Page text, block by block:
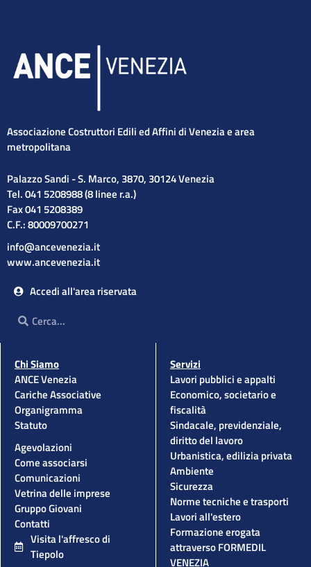
Associazione Costruttori Edili ed Affini di Venezia e area
metropolitana
Palazzo Sandi - S. Marco, 3870, 30124 Venezia
Tel. 041 5208988 (8 linee r.a.)
Fax 041 5208389
C.F.: 80009700271
info@ancevenezia.it
www.ancevenezia.it
Accedi all'area riservata
Cerca
Chi Siamo
ANCE Venezia
Cariche Associative
Organigramma
Statuto
Agevolazioni
Come associarsi
Comunicazioni
Vetrina delle imprese
Gruppo Giovani
Contatti
Visita l'affresco di
Tiepolo
Servizi
Lavori pubblici e appalti
Economico, societario e
fiscalità
Sindacale, previdenziale,
diritto del lavoro
Urbanistica, edilizia privata
Ambiente
Sicurezza
Norme tecniche e trasporti
Lavori all'estero
Formazione erogata
attraverso FORMEDIL
VENEZIA